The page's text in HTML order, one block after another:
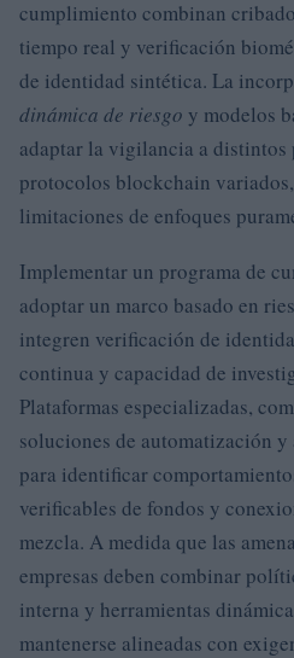
cumplimiento combinan
tiempo real y verificación
de identidad sintética. La
dinámica de riesgo y modelos
adaptar la vigilancia a distintos
protocolos blockchain
limitaciones de enfoques
Implementar un programa de
adoptar un marco basado en
integren verificación de
continua y capacidad de
Plataformas especializadas,
soluciones de automatización
para identificar
verificables de fondos y
mezcla. A medida que las
empresas deben combinar
interna y herramientas
mantenerse alineadas con